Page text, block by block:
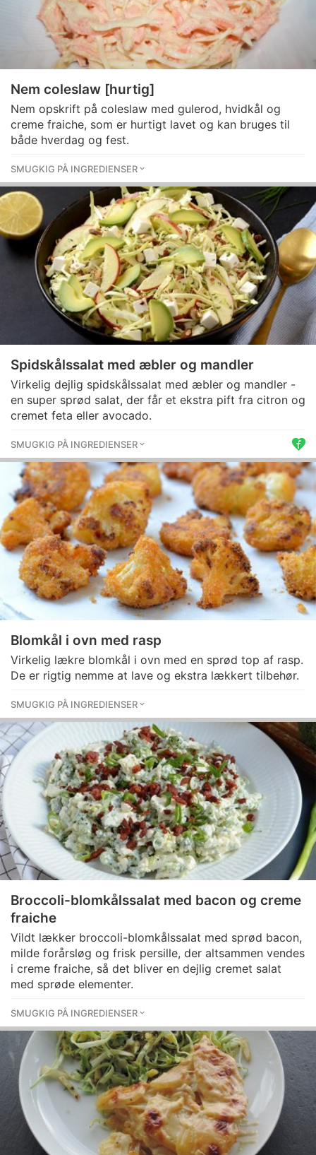
Nem coleslaw [hurtig]
Nem opskrift på coleslaw med gulerod, hvidkål og
creme fraiche, som er hurtigt lavet og kan bruges til
både hverdag og fest.
SMUGKIG PÅ INGREDIENSER
Spidskålssalat med æbler og mandler
Virkelig dejlig spidskålssalat med æbler og mandler -
en super sprød salat, der får et ekstra pift fra citron og
cremet feta eller avocado.
SMUGKIG PÅ INGREDIENSER
Blomkål i ovn med rasp
Virkelig lækre blomkål i ovn med en sprød top af rasp.
De er rigtig nemme at lave og ekstra lækkert tilbehør.
SMUGKIG PÅ INGREDIENSER
Broccoli-blomkålssalat med bacon og creme
fraiche
Vildt lækker broccoli-blomkålssalat med sprød bacon,
milde forårsløg og frisk persille, der altsammen vendes
i creme fraiche, så det bliver en dejlig cremet salat
med sprøde elementer.
SMUGKIG PÅ INGREDIENSER